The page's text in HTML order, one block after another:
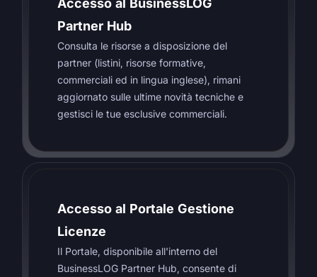
Accesso al BusinessLOG
Partner Hub
Consulta le risorse a disposizione del
partner (listini, risorse formative,
commerciali ed in lingua inglese), rimani
aggiornato sulle ultime novità tecniche e
gestisci le tue esclusive commerciali.
Accesso al Portale Gestione
Licenze
Il Portale, disponibile all'interno del
BusinessLOG Partner Hub, consente di